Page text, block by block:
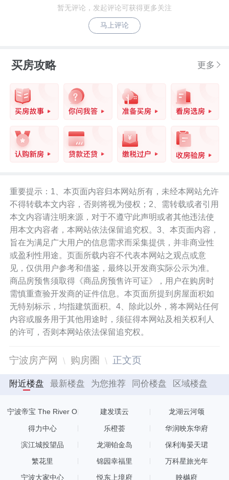
暂无评论，发起评论可获得更多关注
马上评论
买房攻略 更多
重要提示：1、本页面内容归本网站所有，未经本网站允许
不得转载本文内容，否则将视为侵权；2、需转载或者引用
本文内容请注明来源，对于不遵守此声明或者其他违法使
用本文内容者，本网站依法保留追究权。3、本页面内容，
旨在为满足广大用户的信息需求而采集提供，并非商业性
或盈利性用途。页面所载内容不代表本网站之观点或意
见，仅供用户参考和借鉴，最终以开发商实际公示为准。
商品房预售须取得《商品房预售许可证》，用户在购房时
需慎重查验开发商的证件信息。本页面所提到房屋面积如
无特别标示，均指建筑面积。4、除此以外，将本网站任何
内容或服务用于其他用途时，须征得本网站及相关权利人
的许可，否则本网站依法保留追究权。
宁波房产网 购房圈 正文页
附近楼盘 最新楼盘 为您推荐 同价楼盘 区域楼盘
宁波帝宝 The River O
建发璞云 龙湖云河颂
得力中心 乐橙荟 华润映东华府
滨江城投望品 龙湖铂金岛 保利海晏天珺
繁花里 锦园幸福里 万科星旅光年
宁波大家中心 悦东上境府 映樾府